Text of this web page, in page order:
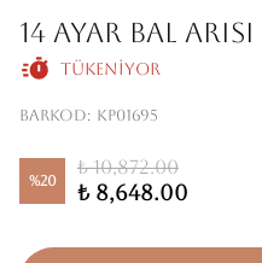
14 AYAR BAL
Tükeniyor
Barkod: KP01695
%20
₺ 10,872.00
₺ 8,648.00